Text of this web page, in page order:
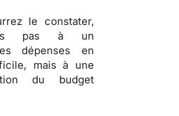
le constater,
pas à un
dépenses en
mais à une
du budget